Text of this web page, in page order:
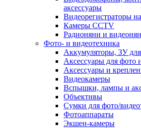
аксессуары
Видеорегистраторы
Камеры CCTV
Радионяни и
Фото- и видеотехника
Аккумуляторы, ЗУ
Аксессуары для фото
Аксессуары и
Видеокамеры
Вспышки, лампы и
Объективы
Сумки для фото/
Фотоаппараты
Экшен-камеры